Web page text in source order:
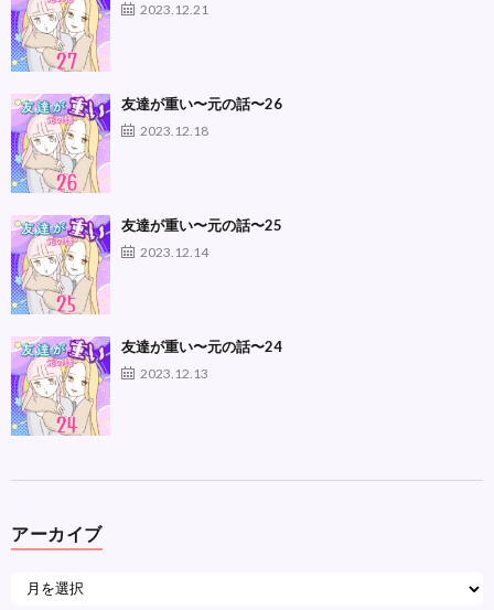
2023.12.21
友達が重い〜元の話〜26
2023.12.18
友達が重い〜元の話〜25
2023.12.14
友達が重い〜元の話〜24
2023.12.13
アーカイブ